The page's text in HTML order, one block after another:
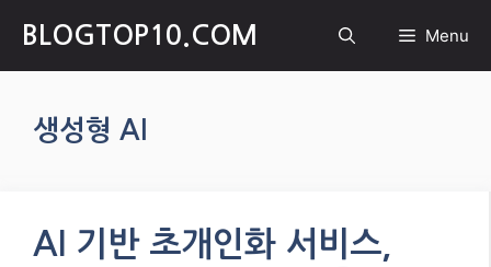
content
BLOGTOP10.COM Menu
생성형 AI
AI 기반 초개인화 서비스,